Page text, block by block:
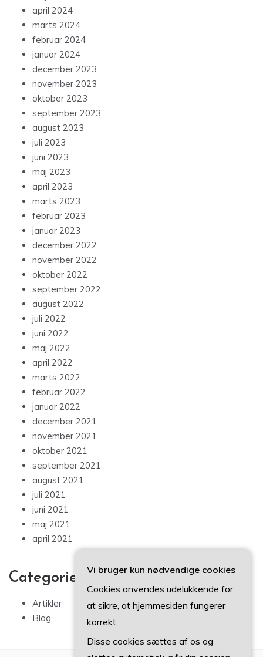
april 2024
marts 2024
februar 2024
januar 2024
december 2023
november 2023
oktober 2023
september 2023
august 2023
juli 2023
juni 2023
maj 2023
april 2023
marts 2023
februar 2023
januar 2023
december 2022
november 2022
oktober 2022
september 2022
august 2022
juli 2022
juni 2022
maj 2022
april 2022
marts 2022
februar 2022
januar 2022
december 2021
november 2021
oktober 2021
september 2021
august 2021
juli 2021
juni 2021
maj 2021
april 2021
Categories
Artikler
Blog
Vi bruger kun nødvendige cookies
Cookies anvendes udelukkende for
at sikre, at hjemmesiden fungerer
korrekt.
Disse cookies sættes af os og